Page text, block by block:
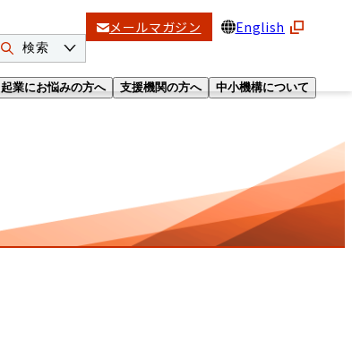
起業にお悩みの方へ 支援機関の方へ 中小機構について
検索
メールマガジン English